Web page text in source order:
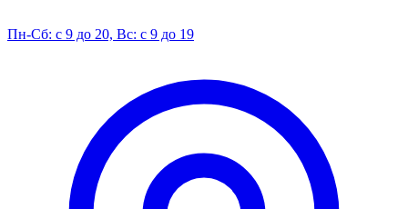
Пн-Сб: с 9 до 20, Вс: с 9 до 19